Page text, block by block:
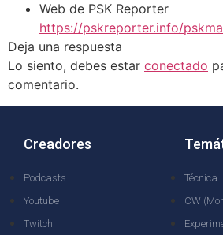
Web de PSK Reporter
https://pskreporter.info/
Deja una respuesta
Lo siento, debes estar conectado
comentario.
Creadores
Podcasts
Youtube
Twitch
Técnica
CW